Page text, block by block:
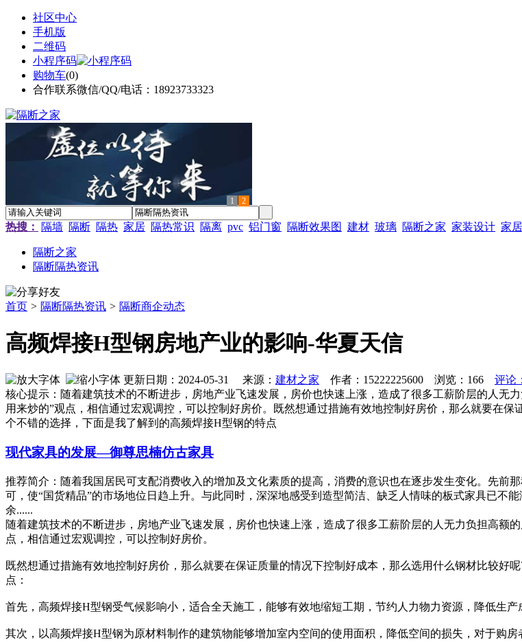
社区中心
手机版
二维码
小程序码
购物车(0)
合作联系微信/QQ/电话：18923733323
1 2
热搜： 隔墙 隔断 隔热 家居 隔热常识 隔离 pvc 铝门窗 隔断效果图 建材 玻璃 隔断之家 家装设计 家
隔断之家
隔断隔热资讯
首页 > 隔断隔热资讯 > 隔断商企动态
高频焊接H型钢房地产业的影响-华夏天信
更新日期：2024-05-31 来源： 建材之家 作者：15222225600 浏览： 166
评论
核心提示：随着建筑技术的不断进步，房地产业飞速发展，房价也快速上涨，造成了很多工薪阶层的人无
用来炒的”观点，相信通过宏观调控，可以控制好房价。既然想通过措施有效地控制好房价，那么就要在
个不错的选择，下面是我了解到的高频焊接H型钢的特点
现代家具的发展—御尊思楠仿古家具
推荐简介：随着我国居民可支配消费收入的增加及文化素质的提高，消费的意识也在逐步发生变化。先前
可，使“国货精品”的市场地位日趋上升。与此同时，深深地感受到造型简洁、缺乏人情味的板式家具已不
余......
随着建筑技术的不断进步，房地产业飞速发展，房价也快速上涨，造成了很多工薪阶层的人无力负担高额
点，相信通过宏观调控，可以控制好房价。
既然想通过措施有效地控制好房价，那么就要在保证质量的情况下控制好成本，那么选用什么钢材比较好
点：
首先，高频焊接H型钢受气候影响小，适合全天施工，能够有效地缩短工期，节约人力物力资源，降低生产
其次，以高频焊接H型钢为原材料制作的建筑物能够增加室内空间的使用面积，降低空间的损失，对于购房